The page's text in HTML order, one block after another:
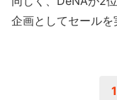
企画としてセールを
1